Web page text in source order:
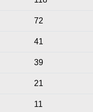
72
41
39
21
11